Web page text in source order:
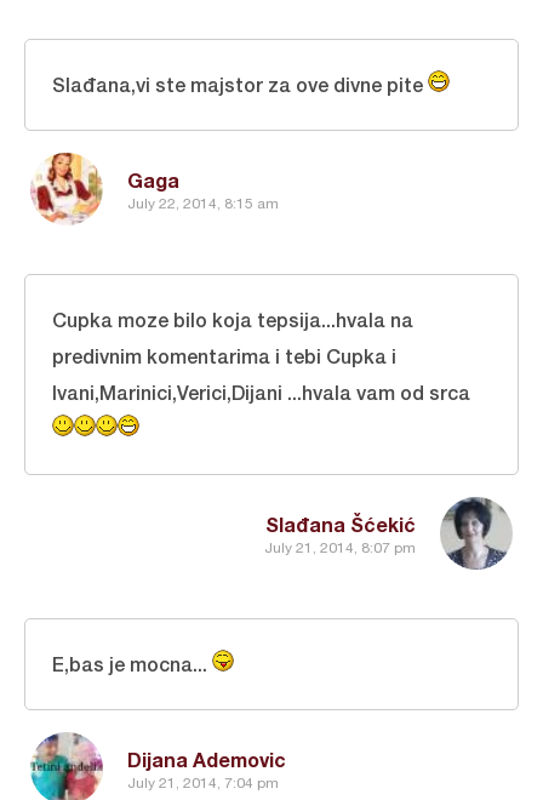
Gaga
July 22, 2014, 8:15 am
Slađana,vi ste majstor za ove divne pite
Slađana Šćekić
July 21, 2014, 8:07 pm
Cupka moze bilo koja tepsija...hvala na
predivnim komentarima i tebi Cupka i
Ivani,Marinici,Verici,Dijani ...hvala vam od srca
Dijana Ademovic
July 21, 2014, 7:04 pm
E,bas je mocna...